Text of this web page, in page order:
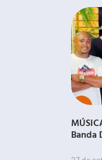
Banda